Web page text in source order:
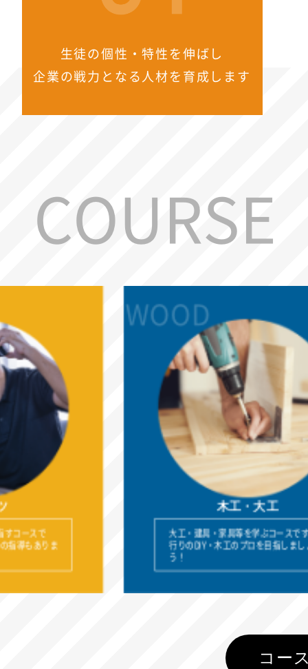
生徒の個性・特性を伸ばし
企業の戦力となる人材を育成します
COURSE
ま
WOOD
木工・大工
大工・建具・家具等を学ぶコースです！流
行りのDIY・木工のプロを目指しましょ
コー